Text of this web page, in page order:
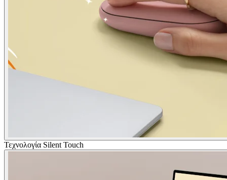
Τεχνολογία Silent Touch